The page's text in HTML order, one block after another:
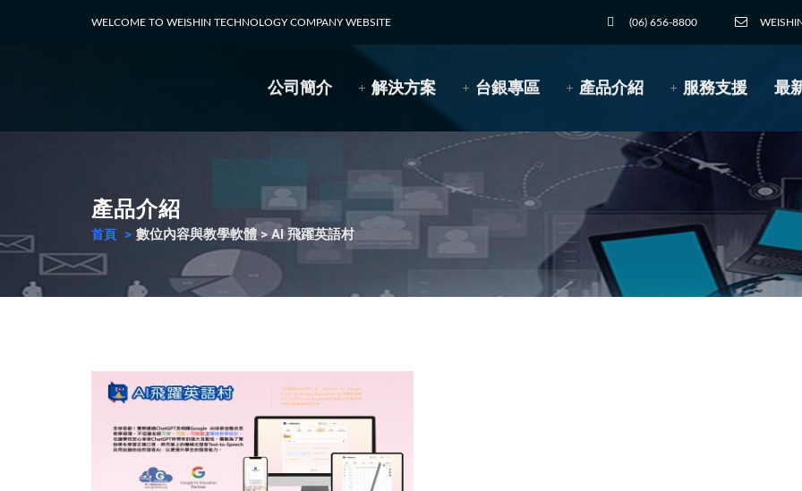
WELCOME TO WEISHIN TECHNOLOGY COMPANY WEBSITE (06) 656-8800
公司簡介 解決方案 台銀專區 產品介紹 服務支援 最
產品介紹
首頁 數位內容與教學軟體 > AI 飛躍英語村